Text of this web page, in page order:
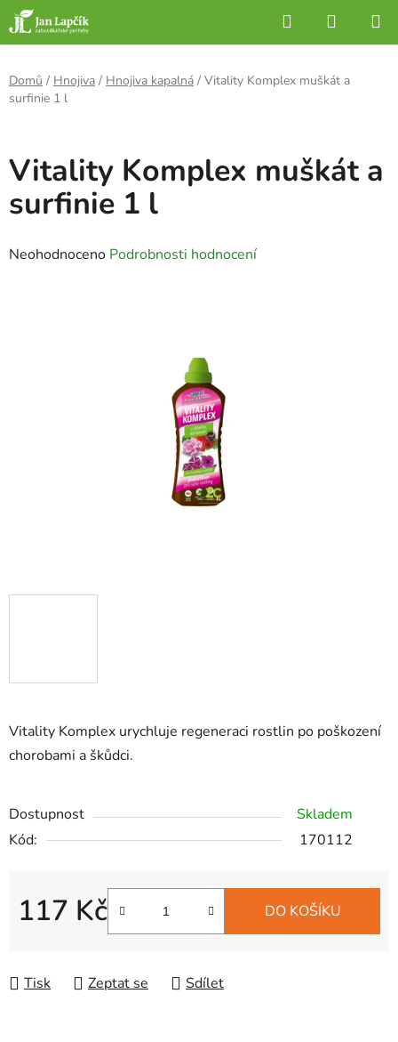
Přejít
na
obsah
Hledat
KOŠÍK
Domů / Hnojiva / Hnojiva kapalná / Vitality Komplex muškát a
surfinie 1 l
Vitality Komplex urychluje regeneraci rostlin po poškození
chorobami a škůdci.
Dostupnost
Skladem
Kód:
170112
117 Kč DO KOŠÍKU
Tisk Zeptat se Sdílet
Vitality Komplex muškát a
surfinie 1 l
Průměrné
Neohodnoceno Podrobnosti hodnocení